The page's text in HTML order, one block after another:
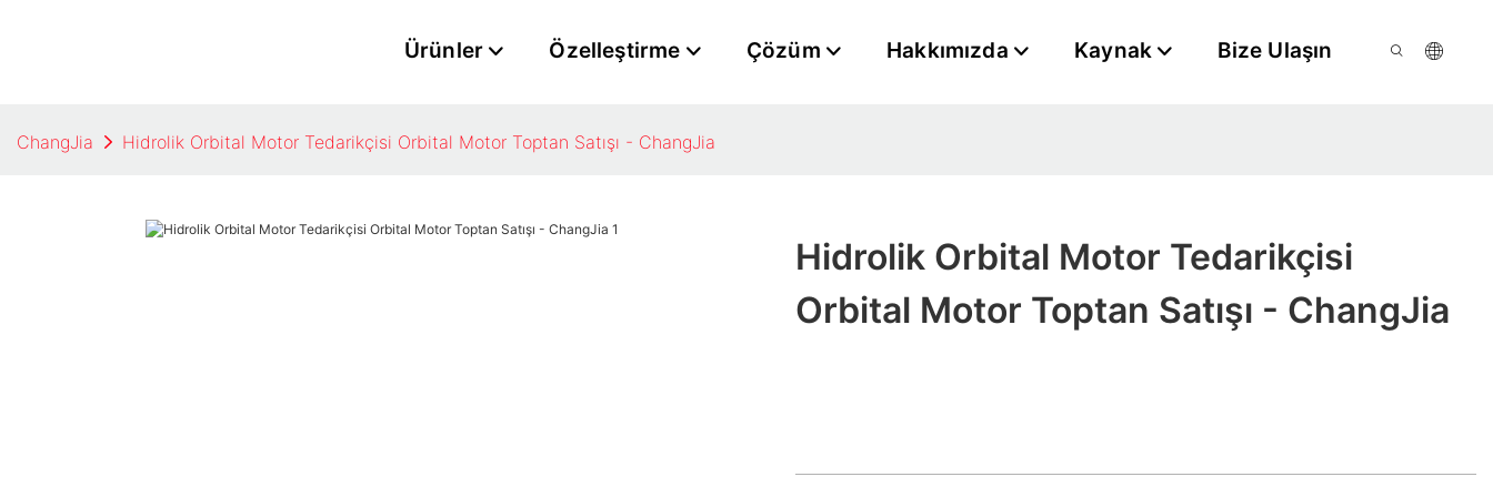
Ürünler Özelleştirme Çözüm Hakkımızda Kaynak Bize Ulaşın
ChangJia Hidrolik Orbital Motor Tedarikçisi Orbital Motor Toptan Satışı - ChangJia
Hidrolik Orbital Motor Tedarikçisi
Orbital Motor Toptan Satışı - ChangJia